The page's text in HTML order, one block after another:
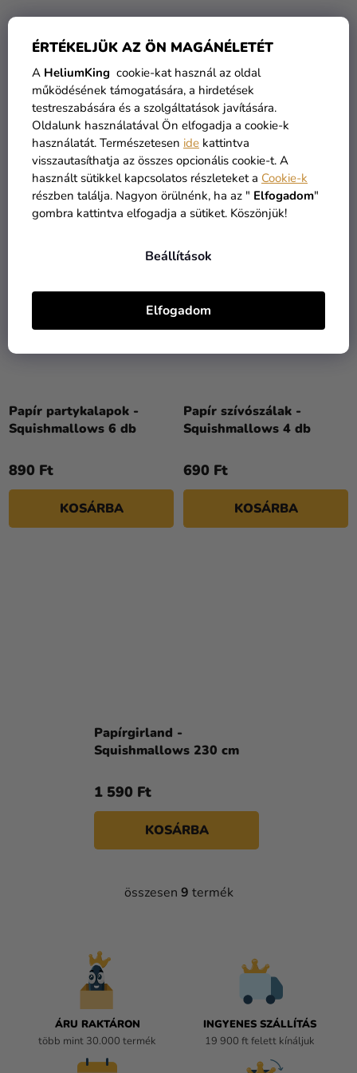
ÉRTÉKELJÜK AZ ÖN MAGÁNÉLETÉT
A HeliumKing cookie-kat használ az oldal
működésének támogatására, a hirdetések
testreszabására és a szolgáltatások javítására.
Oldalunk használatával Ön elfogadja a cookie-k
használatát. Természetesen ide kattintva
visszautasíthatja az összes opcionális cookie-t. A
használt sütikkel kapcsolatos részleteket a Cookie-k
részben találja. Nagyon örülnénk, ha az " Elfogadom"
gombra kattintva elfogadja a sütiket. Köszönjük!
Beállítások
Elfogadom
Meghívók borítékokkal –
Squishmallows 6 db
890 Ft
KOSÁRBA
Műanyag terítő -
Squishmallows 120 x 180
cm
1 490 Ft
KOSÁRBA
Papír partykalapok -
Squishmallows 6 db
890 Ft
KOSÁRBA
Papír szívószálak -
Squishmallows 4 db
690 Ft
KOSÁRBA
Papírgirland -
Squishmallows 230 cm
1 590 Ft
KOSÁRBA
L
összesen 9 termék
ÁRU RAKTÁRON
több mint 30.000 termék
INGYENES SZÁLLÍTÁS
19 900 ft felett kínáljuk